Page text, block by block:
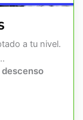
a tu nivel.